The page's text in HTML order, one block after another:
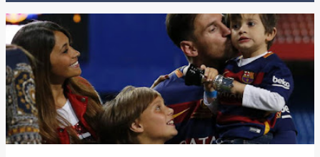
n
a
d